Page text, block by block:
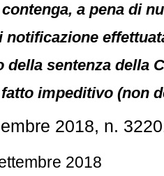
a pena di
notificazione
della sentenza della
impeditivo (non
2018, n.
2018